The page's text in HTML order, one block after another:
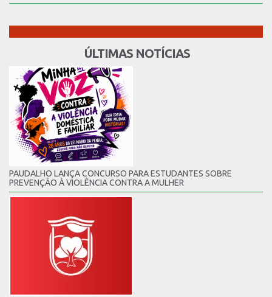
ÚLTIMAS NOTÍCIAS
PAUDALHO LANÇA CONCURSO PARA ESTUDANTES SOBRE
PREVENÇÃO À VIOLÊNCIA CONTRA A MULHER